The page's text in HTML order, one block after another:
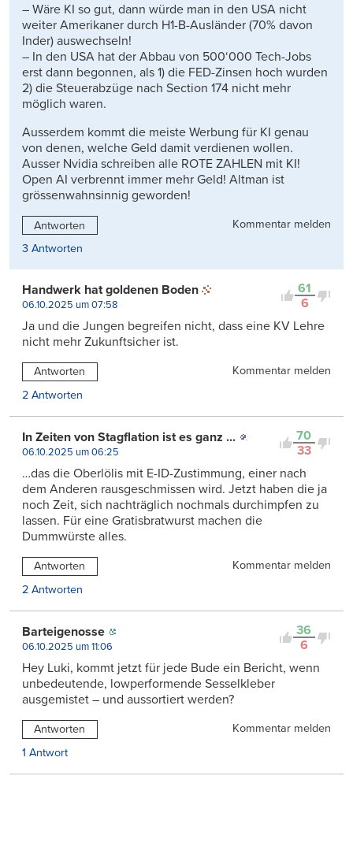
– Wäre KI so gut, dann würde man in den USA nicht
weiter Amerikaner durch H1-B-Ausländer (70% davon
Inder) auswechseln!
– In den USA hat der Abbau von 500‘000 Tech-Jobs
erst dann begonnen, als 1) die FED-Zinsen hoch wurden
2) die Steuerabzüge nach Section 174 nicht mehr
möglich waren.
Ausserdem kommt die meiste Werbung für KI genau
von denen, welche Geld damit verdienen wollen.
Ausser Nvidia schreiben alle ROTE ZAHLEN mit KI!
Open AI verbrennt immer mehr Geld! Altman ist
grössenwahnsinnig geworden!
Antworten
Kommentar melden
3 Antworten
61
6
Handwerk hat goldenen Boden
06.10.2025 um 07:58
Ja und die Jungen begreifen nicht, dass eine KV Lehre
nicht mehr Zukunftsicher ist.
Antworten
Kommentar melden
2 Antworten
70
33
In Zeiten von Stagflation ist es ganz ...
06.10.2025 um 06:25
…das die Oberlölis mit E-ID-Zustimmung, einer nach
dem Anderen rausgeschmissen wird. Jetzt haben die ja
noch Zeit, sich nachträglich nochmals durchimpfen zu
lassen. Für eine Gratisbratwurst machen die
Dummwürste alles.
Antworten
Kommentar melden
2 Antworten
36
6
Barteigenosse
06.10.2025 um 11:06
Hey Luki, kommt jetzt für jede Bude ein Bericht, wenn
unbedeutende, lowperformende Sesselkleber
ausgemistet – und aussortiert werden?
Antworten
Kommentar melden
1 Antwort